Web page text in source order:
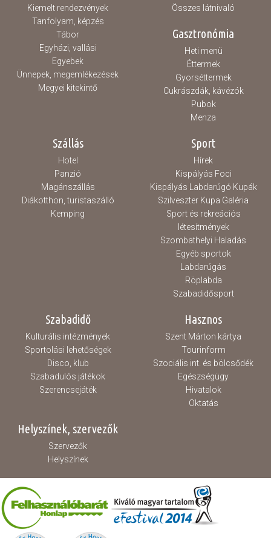
Kiemelt rendezvények
Tanfolyam, képzés
Tábor
Egyházi, vallási
Egyebek
Ünnepek, megemlékezések
Megyei kitekintő
Összes látnivaló
Gasztronómia
Heti menü
Éttermek
Gyorséttermek
Cukrászdák, kávézók
Pubok
Menza
Szállás
Hotel
Panzió
Magánszállás
Diákotthon, turistaszálló
Kemping
Sport
Hírek
Kispályás Foci
Kispályás Labdarúgó Kupák
Szilveszter Kupa Galéria
Sport és rekreációs
létesítmények
Szombathelyi Haladás
Egyéb sportok
Labdarúgás
Röplabda
Szabadidősport
Szabadidő
Kulturális intézmények
Sportolási lehetőségek
Disco, klub
Szabadulós játékok
Szerencsejáték
Hasznos
Szent Márton kártya
Tourinform
Szociális int. és bölcsődék
Egészségügy
Hivatalok
Oktatás
Helyszínek, szervezők
Szervezők
Helyszínek